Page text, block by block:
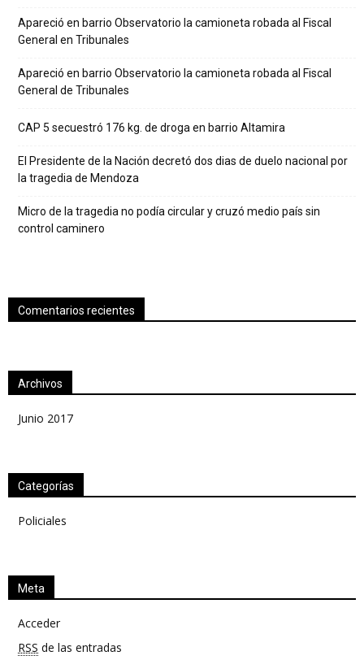
Apareció en barrio Observatorio la camioneta robada al Fiscal
General en Tribunales
Apareció en barrio Observatorio la camioneta robada al Fiscal
General de Tribunales
CAP 5 secuestró 176 kg. de droga en barrio Altamira
El Presidente de la Nación decretó dos dias de duelo nacional por
la tragedia de Mendoza
Micro de la tragedia no podía circular y cruzó medio país sin
control caminero
Comentarios recientes
Archivos
Junio 2017
Categorías
Policiales
Meta
Acceder
RSS de las entradas